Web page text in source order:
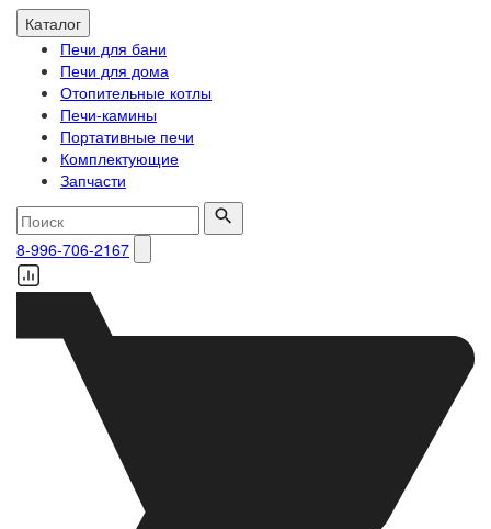
Каталог
Печи для бани
Печи для дома
Отопительные котлы
Печи-камины
Портативные печи
Комплектующие
Запчасти
8-996-706-2167